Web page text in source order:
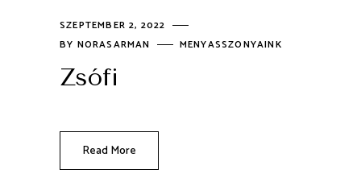
SZEPTEMBER 2, 2022
BY NORASARMAN MENYASSZONYAINK
Zsófi
Read More